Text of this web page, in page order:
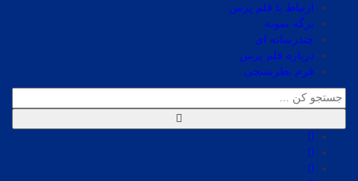
ارتباط با قلم پرس
برگه نمونه
چندرسانه ای
درباره قلم پرس
فرم نظرسنجی